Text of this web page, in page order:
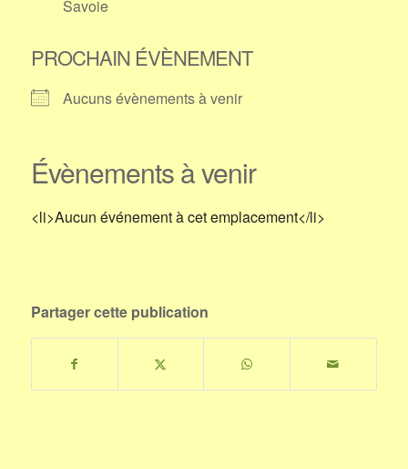
Savoie
PROCHAIN ÉVÈNEMENT
Aucuns évènements à venir
Évènements à venir
<li>Aucun événement à cet emplacement</li>
Partager cette publication